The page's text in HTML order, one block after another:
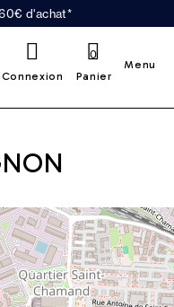
d'achat*
Connexion Panier
0
Menu